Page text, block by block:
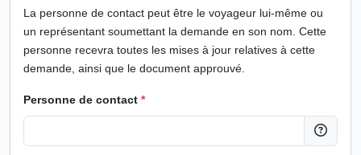
La personne de contact peut être le voyageur lui-même ou
un représentant soumettant la demande en son nom. Cette
personne recevra toutes les mises à jour relatives à cette
demande, ainsi que le document approuvé.
Personne de contact *